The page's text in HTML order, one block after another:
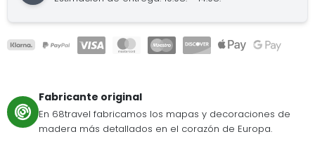
Fabricante original
En 68travel fabricamos los mapas y decoraciones de
madera más detallados en el corazón de Europa.